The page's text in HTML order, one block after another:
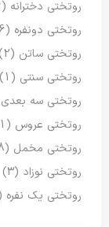
روتختی دخترانه (16)
روتختی دونفره (106)
روتختی ساتن (2)
روتختی سنتی (1)
روتختی سه بعدی
روتختی عروس (71)
روتختی مخمل (18)
روتختی نوزاد (3)
روتختی یک نفره